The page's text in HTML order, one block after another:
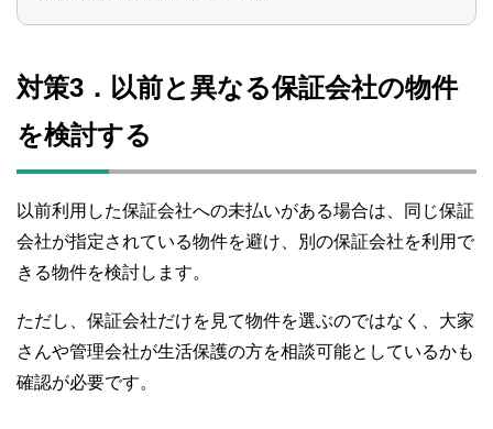
対策3．以前と異なる保証会社の物件
を検討する
以前利用した保証会社への未払いがある場合は、同じ保証
会社が指定されている物件を避け、別の保証会社を利用で
きる物件を検討します。
ただし、保証会社だけを見て物件を選ぶのではなく、大家
さんや管理会社が生活保護の方を相談可能としているかも
確認が必要です。